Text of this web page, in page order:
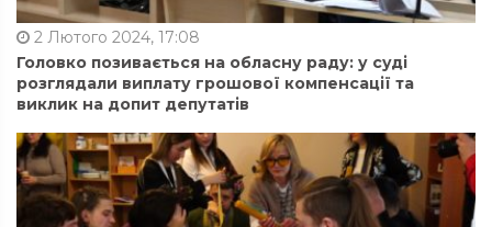
2 Лютого 2024, 17:08
Головко позивається на обласну раду: у суді
розглядали виплату грошової компенсації та
виклик на допит депутатів